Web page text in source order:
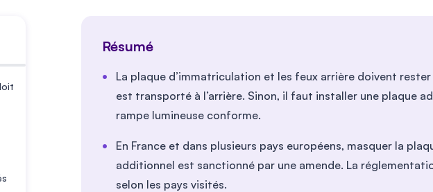
Résumé
La plaque d’immatriculation et les feux arrière doivent
est transporté à l’arrière. Sinon, il faut installer une plaque
rampe lumineuse conforme.
En France et dans plusieurs pays européens, masquer la
additionnel est sanctionné par une amende. La
selon les pays visités.